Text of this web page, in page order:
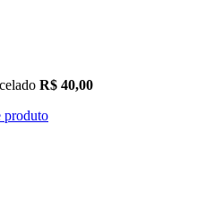
R$ 40,00
produto